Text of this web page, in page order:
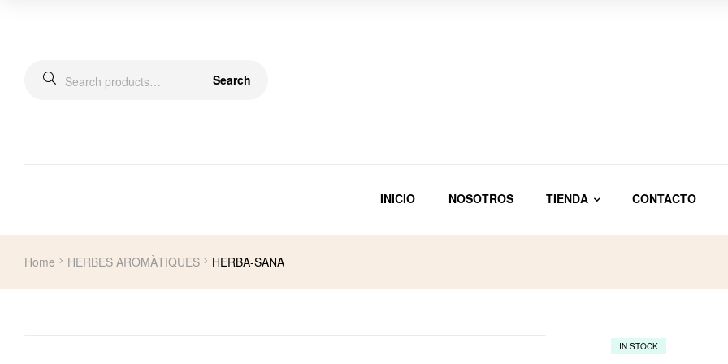
Search
INICIO NOSOTROS TIENDA CONTACTO
Home HERBES AROMÀTIQUES HERBA-SANA
IN STOCK